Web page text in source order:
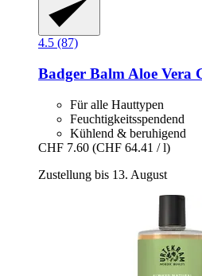
4.5 (87)
Badger Balm Aloe Vera
Für alle Hauttypen
Feuchtigkeitsspendend
Kühlend & beruhigend
CHF 7.60 (CHF 64.41 / l)
Zustellung bis 13. August